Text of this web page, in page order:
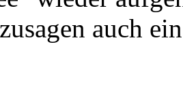
auch